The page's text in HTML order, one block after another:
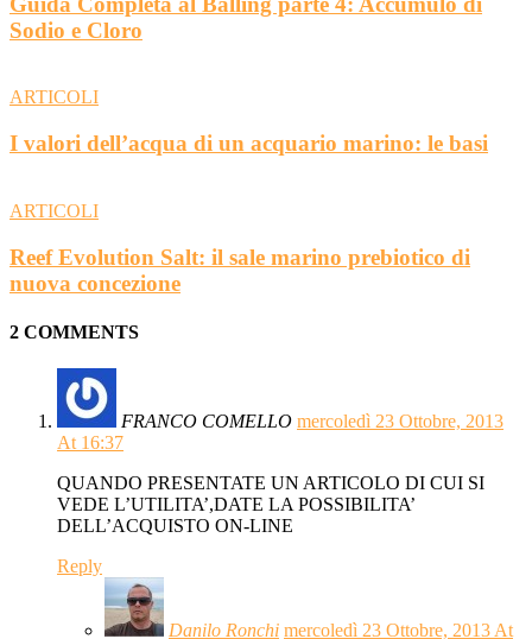
Sodio e Cloro
ARTICOLI
I valori dell’acqua di un acquario marino: le basi
ARTICOLI
Reef Evolution Salt: il sale marino prebiotico di
nuova concezione
2 COMMENTS
FRANCO COMELLO mercoledì 23 Ottobre, 2013
At 16:37
QUANDO PRESENTATE UN ARTICOLO DI CUI SI
VEDE L’UTILITA’,DATE LA POSSIBILITA’
DELL’ACQUISTO ON-LINE
Reply
Danilo Ronchi mercoledì 23 Ottobre, 2013 At